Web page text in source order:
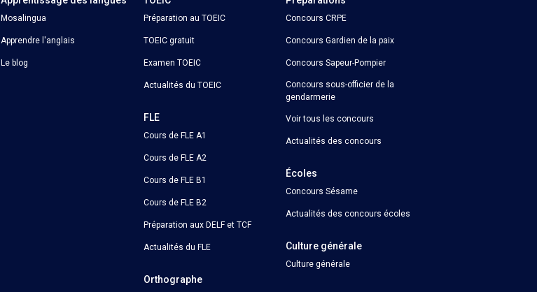
Mosalingua
Apprendre l'anglais
Le blog
Préparation au TOEIC
TOEIC gratuit
Examen TOEIC
Actualités du TOEIC
FLE
Cours de FLE A1
Cours de FLE A2
Cours de FLE B1
Cours de FLE B2
Préparation aux DELF et TCF
Actualités du FLE
Orthographe
Concours CRPE
Concours Gardien de la paix
Concours Sapeur-Pompier
Concours sous-officier de la
gendarmerie
Voir tous les concours
Actualités des concours
Écoles
Concours Sésame
Actualités des concours écoles
Culture générale
Culture générale